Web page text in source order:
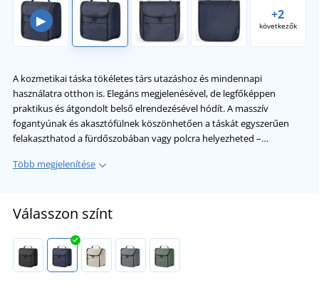
▶ +2
következők
A kozmetikai táska tökéletes társ utazáshoz és mindennapi
használatra otthon is. Elegáns megjelenésével, de legfőképpen
praktikus és átgondolt belső elrendezésével hódít. A masszív
fogantyúnak és akasztófülnek köszönhetően a táskát egyszerűen
felakaszthatod a fürdőszobában vagy polcra helyezheted –…
Több megjelenítése
Válasszon színt